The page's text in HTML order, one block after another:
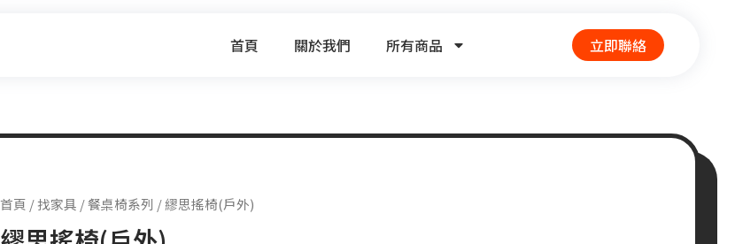
首頁 關於我們 所有商品 立即聯絡
首頁 /找家具 /餐桌椅系列 / 繆思搖椅(戶外)